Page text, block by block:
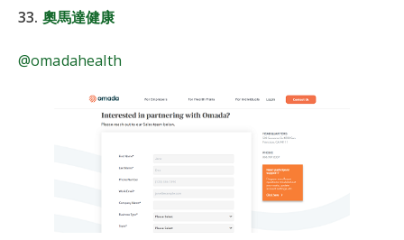
33. 奧馬達健康
@omadahealth